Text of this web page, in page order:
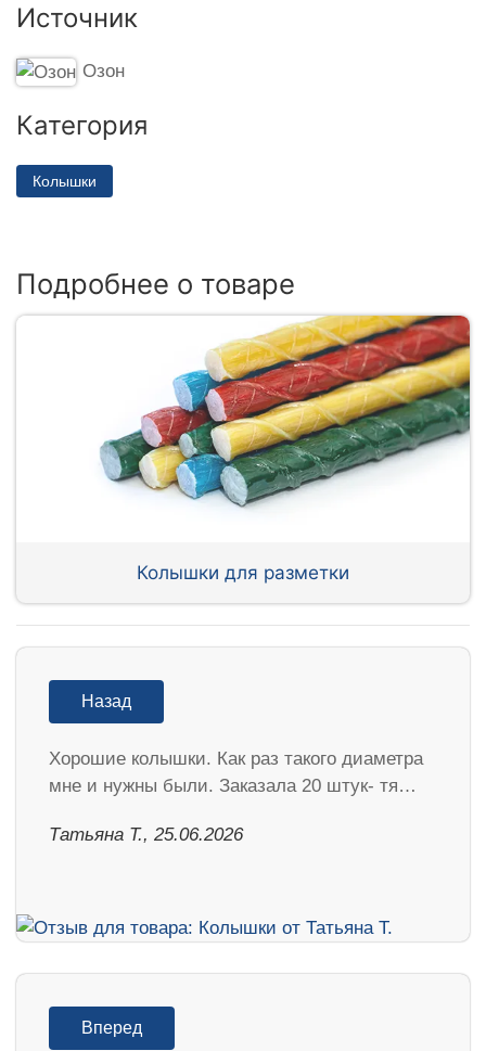
Источник
Озон
Категория
Колышки
Подробнее о товаре
Колышки для разметки
Назад
Хорошие колышки. Как раз такого диаметра
мне и нужны были. Заказала 20 штук- тя…
Татьяна Т., 25.06.2026
Вперед